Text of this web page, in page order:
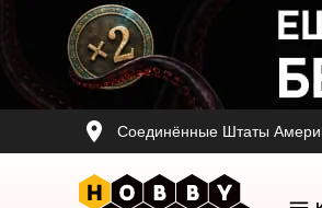
Соединённые Штаты